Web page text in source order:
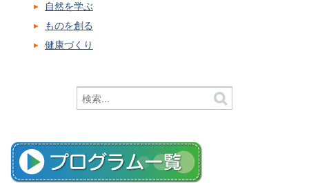
自然を学ぶ
ものを創る
健康づくり